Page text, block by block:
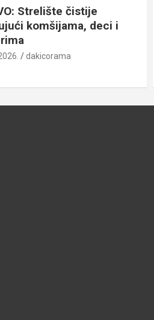
Strelište čistije
komšijama, deci i
dakicorama